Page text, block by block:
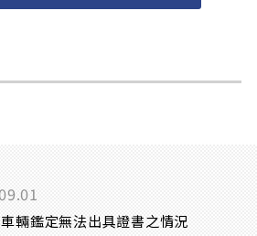
車輛鑑定無法出具證書之情況